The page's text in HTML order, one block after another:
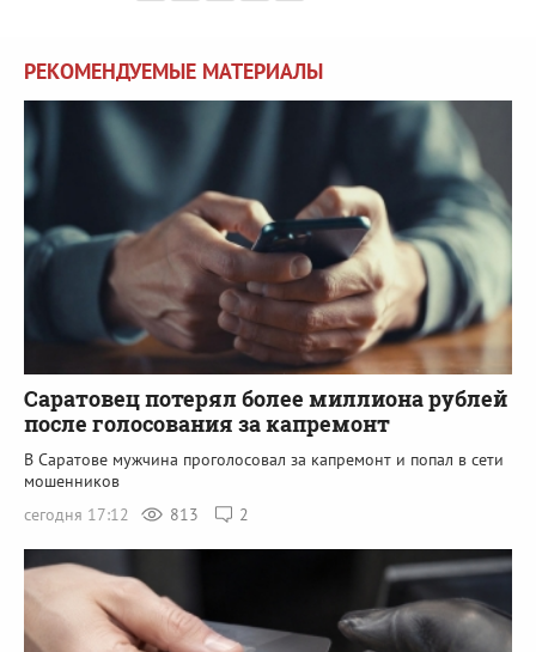
РЕКОМЕНДУЕМЫЕ МАТЕРИАЛЫ
Саратовец потерял более миллиона рублей
после голосования за капремонт
В Саратове мужчина проголосовал за капремонт и попал в сети
мошенников
сегодня 17:12
813 2